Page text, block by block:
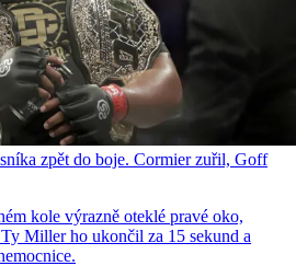
zpět do boje. Cormier zuřil, Goff
kole výrazně oteklé pravé oko,
Miller ho ukončil za 15 sekund a